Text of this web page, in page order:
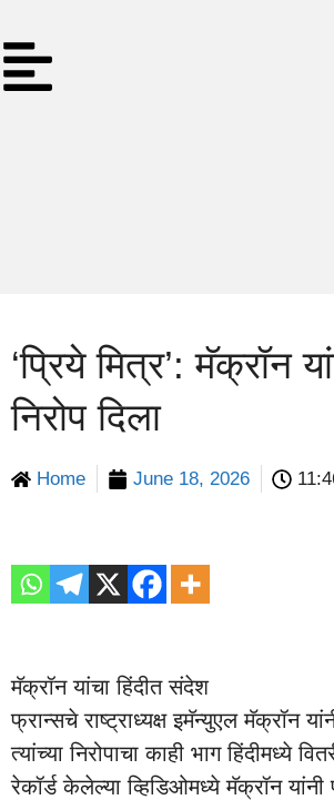
‘प्रिये मित्र’: मॅक्रॉन
निरोप दिला
Home June 18, 2026
मॅक्रॉन यांचा हिंदीत संदेश
फ्रान्सचे राष्ट्राध्यक्ष इमॅन्युएल मॅक्रॉन
त्यांच्या निरोपाचा काही भाग हिंदीमध्ये
रेकॉर्ड केलेल्या व्हिडिओमध्ये मॅक्रॉन